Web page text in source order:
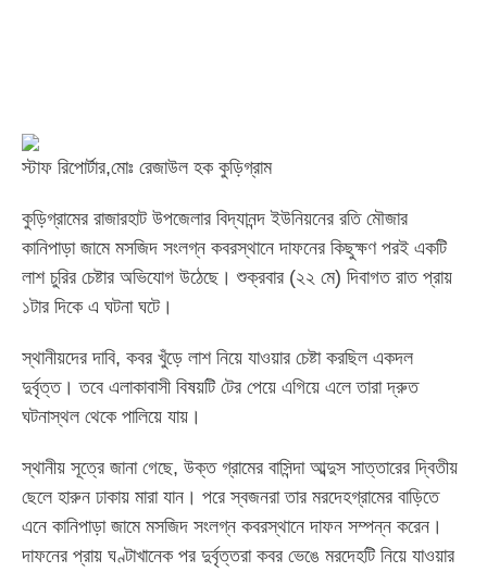
স্টাফ রিপোর্টার,মোঃ রেজাউল হক কুড়িগ্রাম
কুড়িগ্রামের রাজারহাট উপজেলার বিদ্যানন্দ ইউনিয়নের রতি মৌজার
কানিপাড়া জামে মসজিদ সংলগ্ন কবরস্থানে দাফনের কিছুক্ষণ পরই একটি
লাশ চুরির চেষ্টার অভিযোগ উঠেছে। শুক্রবার (২২ মে) দিবাগত রাত প্রায়
১টার দিকে এ ঘটনা ঘটে।
স্থানীয়দের দাবি, কবর খুঁড়ে লাশ নিয়ে যাওয়ার চেষ্টা করছিল একদল
দুর্বৃত্ত। তবে এলাকাবাসী বিষয়টি টের পেয়ে এগিয়ে এলে তারা দ্রুত
ঘটনাস্থল থেকে পালিয়ে যায়।
স্থানীয় সূত্রে জানা গেছে, উক্ত গ্রামের বাসিন্দা আব্দুস সাত্তারের দ্বিতীয়
ছেলে হারুন ঢাকায় মারা যান। পরে স্বজনরা তার মরদেহগ্রামের বাড়িতে
এনে কানিপাড়া জামে মসজিদ সংলগ্ন কবরস্থানে দাফন সম্পন্ন করেন।
দাফনের প্রায় ঘণ্টাখানেক পর দুর্বৃত্তরা কবর ভেঙে মরদেহটি নিয়ে যাওয়ার